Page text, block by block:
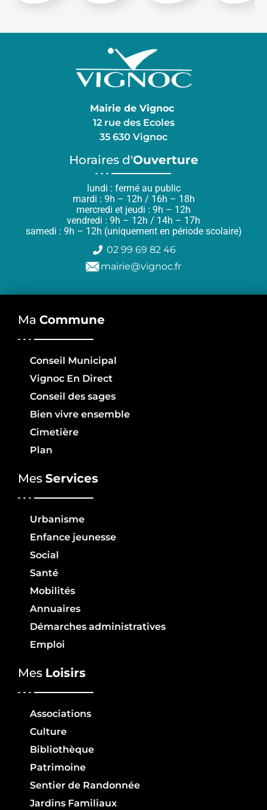
Mairie de Vignoc
12 rue des Ecoles
35 630 Vignoc
Horaires d'Ouverture
lundi : fermé au public
mardi : 9h – 12h / 16h – 18h
mercredi et jeudi : 9h – 12h
vendredi : 9h – 12h / 14h – 17h
samedi : 9h – 12h (uniquement en période scolaire)
02 99 69 82 46
mairie@vignoc.fr
Ma Commune
Conseil Municipal
Vignoc En Direct
Conseil des sages
Bien vivre ensemble
Cimetière
Plan
Mes Services
Urbanisme
Enfance jeunesse
Social
Santé
Mobilités
Annuaires
Démarches administratives
Emploi
Mes Loisirs
Associations
Culture
Bibliothèque
Patrimoine
Sentier de Randonnée
Jardins Familiaux